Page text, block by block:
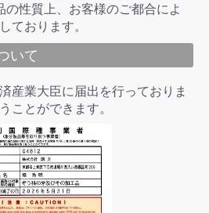
性質上、お客様のご都合によ
ております。
いて
産業大臣に届出を行っておりま
ことができます。